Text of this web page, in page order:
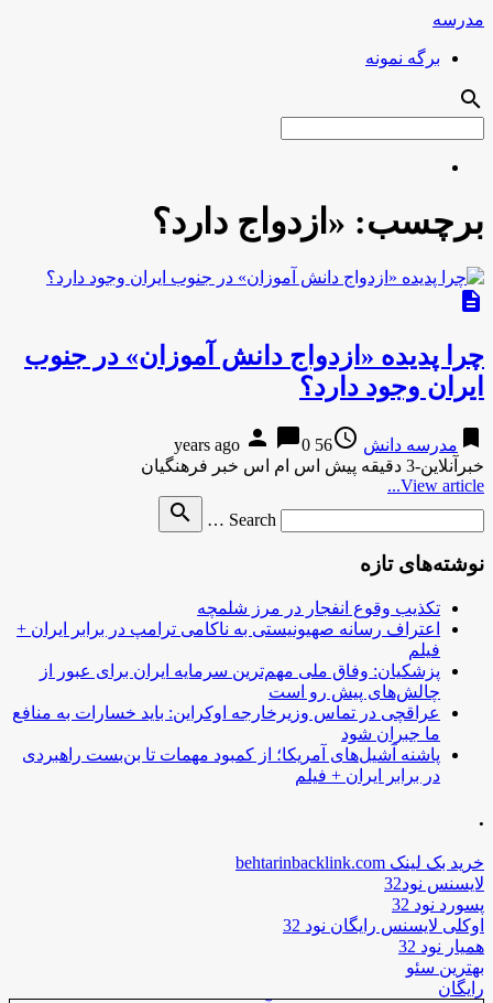
مدرسه
برگه نمونه
search
برچسب: «ازدواج دارد؟
description
چرا پدیده «ازدواج دانش آموزان» در جنوب
ایران وجود دارد؟
bookmark مدرسه دانش access_time
56 years ago
person chat_bubble0
خبرآنلاین-3 دقیقه پیش اس ام اس خبر فرهنگیان
View article...
Search …
search
نوشته‌های تازه
تکذیب وقوع انفجار در مرز شلمچه
اعتراف رسانه صهیونیستی به ناکامی ترامپ در برابر ایران +
فیلم
پزشکیان: وفاق ملی مهم‌ترین سرمایه ایران برای عبور از
چالش‌های پیش رو است
عراقچی در تماس وزیرخارجه اوکراین: باید خسارات به منافع
ما جبران شود
پاشنه آشیل‌های آمریکا؛ از کمبود مهمات تا بن‌بست راهبردی
در برابر ایران + فیلم
.
خرید بک لینک behtarinbacklink.com
لایسنس نود32
پسورد نود 32
اوکلی لایسنس رایگان نود 32
همیار نود 32
بهترین سئو
رایگان